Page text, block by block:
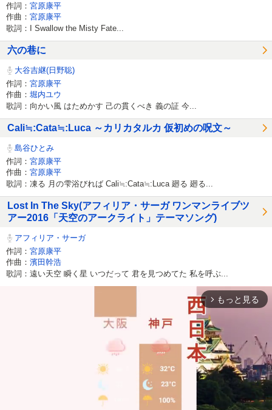
作詞： 宮原康平
作曲： 宮原康平
歌詞：I Swallow the Misty Fate...
六の巷に
大谷吉継(日野聡)
作詞： 宮原康平
作曲： 堀内ユウ
歌詞：向かい風 はためかす 己の貫くべき 義の証 今...
Cali≒:Cata≒:Luca ～カリカタルカ 仮初めの呪文～
島谷ひとみ
作詞： 宮原康平
作曲： 宮原康平
歌詞：凍る 月の雫浴びれば Cali≒:Cata≒:Luca 廻る 廻る...
Lost In The Sky(アフィリア・サーガ ワンマンライブツ
アー2016「天空のアークライト」テーマソング)
アフィリア・サーガ
作詞： 宮原康平
作曲： 濱田幹浩
歌詞：遠い天空 瞬く星 いつだって 君を見つめてた 私を呼ぶ...
arrow_forward_ios もっと見る